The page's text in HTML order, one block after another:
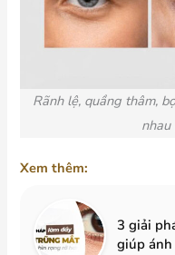
Rãnh lệ, quầng thâm,
nhau
Xem thêm:
3 giải
giúp